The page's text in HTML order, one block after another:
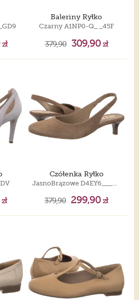
zł
Baleriny Ryłko
Czarny A1NP0-Q_ _45F
379,90 309,90zł
zł
Czółenka Ryłko
379,90 299,90zł